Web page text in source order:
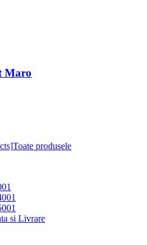
Maro
Toate produsele
si Livrare